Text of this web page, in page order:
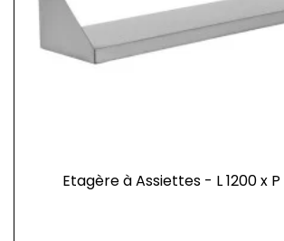
Etagère à Assiettes - L 1200 x